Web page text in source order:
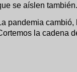
se aíslen también.
pandemia
la cadena